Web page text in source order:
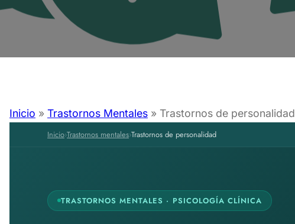
Inicio » Trastornos Mentales » Trastornos de personalidad
Inicio›Trastornos mentales›Trastornos de personalidad
TRASTORNOS MENTALES · PSICOLOGÍA CLÍNICA